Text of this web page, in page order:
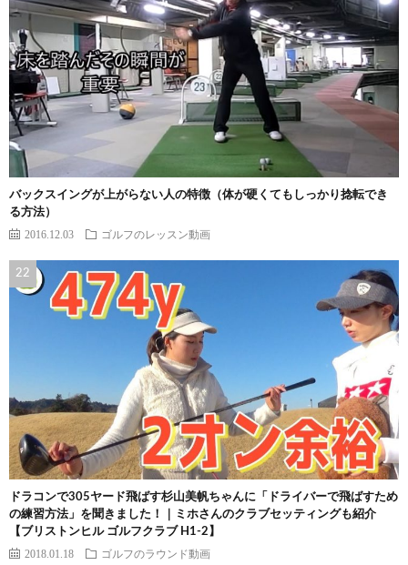
バックスイングが上がらない人の特徴（体が硬くてもしっかり捻転でき
る方法）
2016.12.03 ゴルフのレッスン動画
ドラコンで305ヤード飛ばす杉山美帆ちゃんに「ドライバーで飛ばすため
の練習方法」を聞きました！｜ミホさんのクラブセッティングも紹介
【ブリストンヒル ゴルフクラブ H1-2】
2018.01.18 ゴルフのラウンド動画